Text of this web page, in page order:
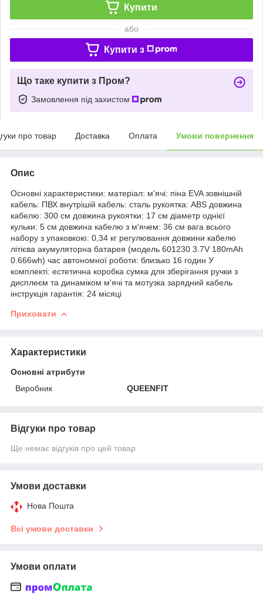
Купити
або
Купити з
Що таке купити з Пром?
Замовлення під захистом
про товар Доставка Оплата Умови повернення
Опис
Основні характеристики: матеріал: м'ячі: піна EVA зовнішній
кабель: ПВХ внутрішій кабель: сталь рукоятка: ABS довжина
кабелю: 300 см довжина рукоятки: 17 см діаметр однієї
кульки: 5 см довжина кабелю з м'ячем: 36 см вага всього
набору з упаковкою: 0,34 кг регулювання довжини кабелю
літієва акумуляторна батарея (модель 601230 3.7V 180mAh
0.666wh) час автономної роботи: близько 16 годин У
комплекті: естетична коробка сумка для зберігання ручки з
дисплеєм та динаміком м'ячі та мотузка зарядний кабель
інструкція гарантія: 24 місяці
Приховати
Характеристики
Основні атрибути
Виробник
QUEENFIT
Відгуки про товар
Ще немає відгуків про цей товар
Умови доставки
Нова Пошта
Всі умови доставки
Умови оплати